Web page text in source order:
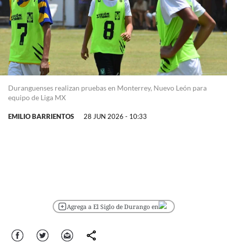
Duranguenses realizan pruebas en Monterrey, Nuevo León para
equipo de Liga MX
EMILIO BARRIENTOS 28 JUN 2026 - 10:33
Agrega a El Siglo de Durango en
Facebook Twitter Correo comparte